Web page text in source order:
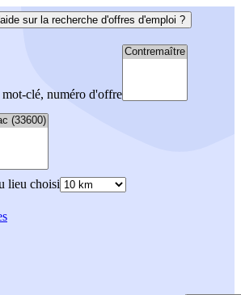
sur la recherche d'offres d'emploi ?
clé, numéro d'offre
lieu choisi